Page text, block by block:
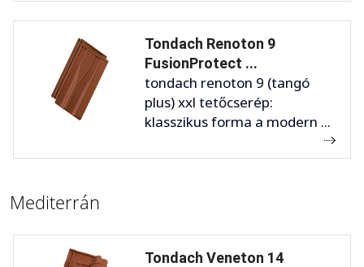
Tondach Renoton 9
FusionProtect ...
tondach renoton 9 (tangó
plus) xxl tetőcserép:
klasszikus forma a modern ...
Mediterrán
Tondach Veneton 14